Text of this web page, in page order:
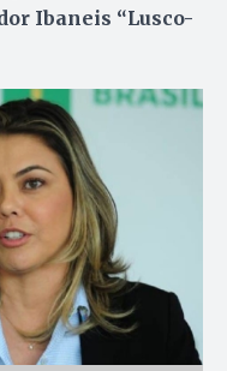
Ibaneis “Lusco-